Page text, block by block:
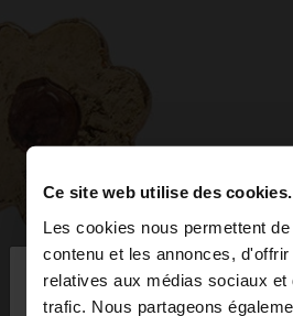
Ce site web utilise des cookies.
Les cookies nous permettent
contenu et les annonces,
relatives aux médias sociaux et
trafic. Nous partageons
bonjour